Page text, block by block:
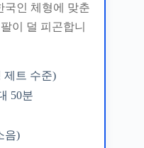
국인 체형에 맞춘
이 덜 피곤합니
제트 수준)
50분
음)